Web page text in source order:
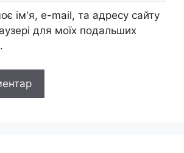
ім'я, e-mail, та адресу сайту
для моїх подальших